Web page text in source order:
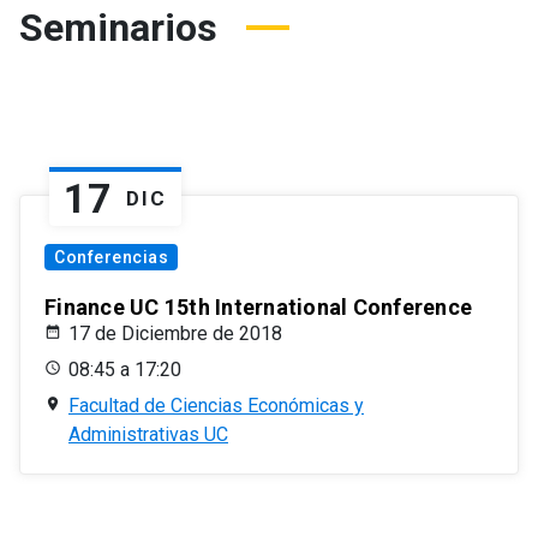
Seminarios
17 DIC
Conferencias
Finance UC 15th International Conference
17 de Diciembre de 2018
08:45 a 17:20
Facultad de Ciencias Económicas y
Administrativas UC